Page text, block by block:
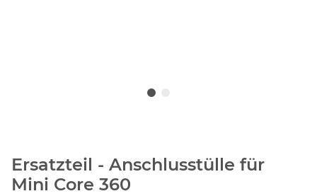
Ersatzteil - Anschlusstülle für
Mini Core 360